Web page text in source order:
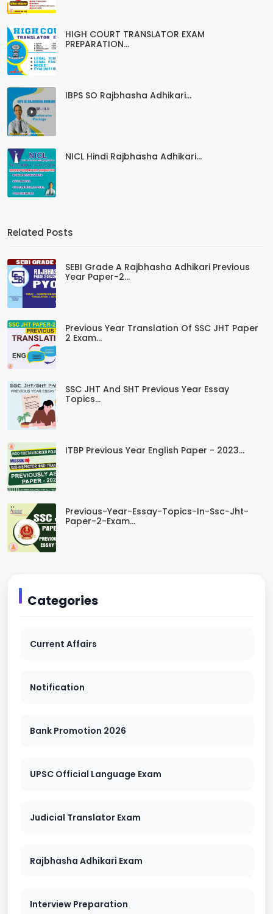
HIGH COURT TRANSLATOR EXAM
PREPARATION...
IBPS SO Rajbhasha Adhikari...
NICL Hindi Rajbhasha Adhikari...
Related Posts
SEBI Grade A Rajbhasha Adhikari Previous
Year Paper-2...
Previous Year Translation Of SSC JHT Paper
2 Exam...
SSC JHT And SHT Previous Year Essay
Topics...
ITBP Previous Year English Paper - 2023...
Previous-Year-Essay-Topics-In-Ssc-Jht-
Paper-2-Exam...
Categories
Current Affairs
Notification
Bank Promotion 2026
UPSC Official Language Exam
Judicial Translator Exam
Rajbhasha Adhikari Exam
Interview Preparation